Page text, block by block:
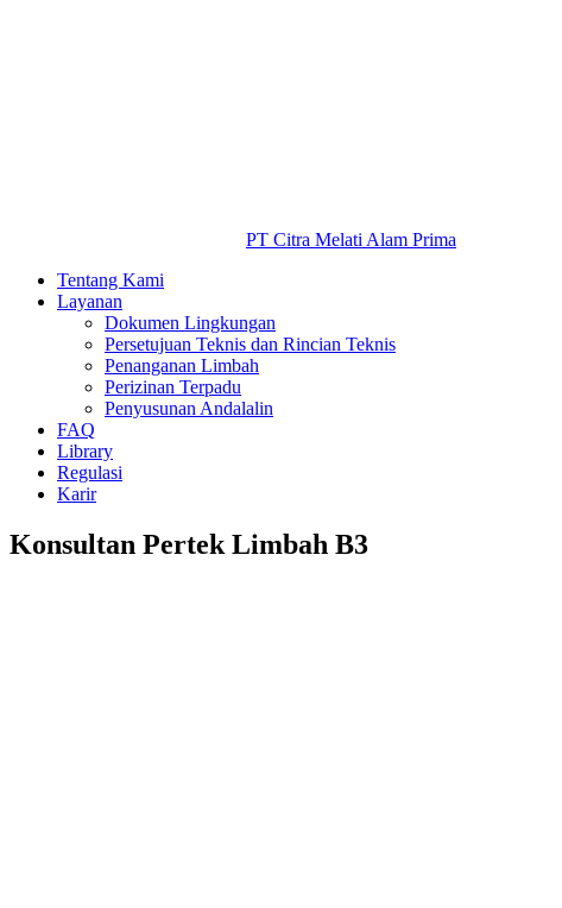
PT Citra Melati Alam Prima
Tentang Kami
Layanan
Dokumen Lingkungan
Persetujuan Teknis dan Rincian Teknis
Penanganan Limbah
Perizinan Terpadu
Penyusunan Andalalin
FAQ
Library
Regulasi
Karir
Konsultan Pertek Limbah B3